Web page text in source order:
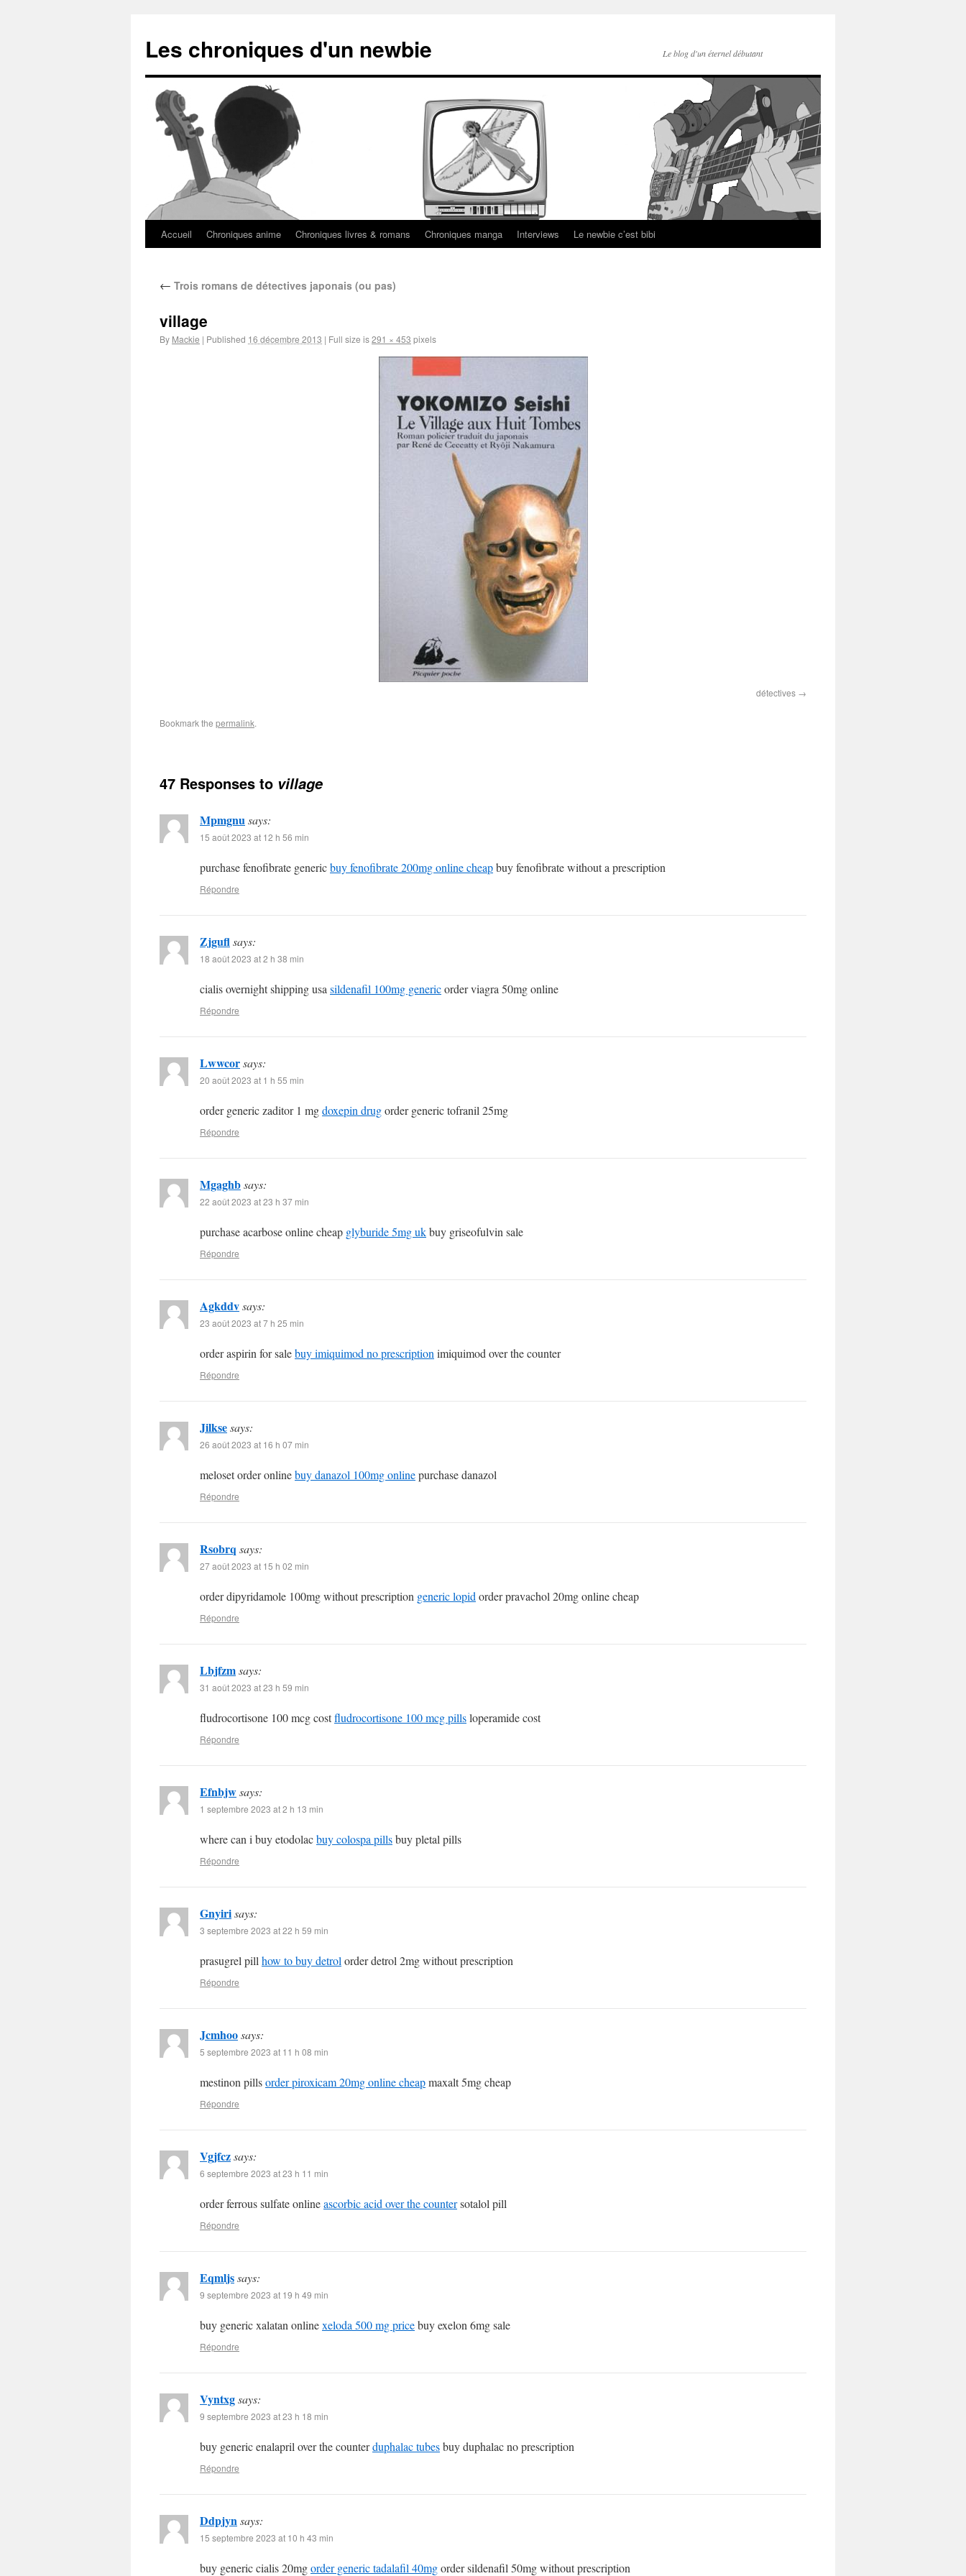
Les chroniques d'un newbie Le blog d'un éternel débutant
Accueil Chroniques anime Chroniques livres & romans Chroniques manga Interviews Le newbie c’est bibi
← Trois romans de détectives japonais (ou pas)
village
By Mackie | Published 16 décembre 2013 | Full size is291 × 453 pixels
détectives
Bookmark the permalink.
47 Responses to village
Mpmgnusays:
15 août 2023 at 12 h 56 min
purchase fenofibrate genericbuy fenofibrate 200mg online cheapbuy fenofibrate without a prescription
Répondre
Zjguflsays:
18 août 2023 at 2 h 38 min
cialis overnight shipping usa sildenafil 100mg genericorder viagra 50mg online
Répondre
Lwwcorsays:
20 août 2023 at 1 h 55 min
order generic zaditor 1 mgdoxepin drugorder generic tofranil 25mg
Répondre
Mgaghbsays:
22 août 2023 at 23 h 37 min
purchase acarbose online cheap glyburide 5mg ukbuy griseofulvin sale
Répondre
Agkddvsays:
23 août 2023 at 7 h 25 min
order aspirin for salebuy imiquimod no prescription imiquimod over the counter
Répondre
Jilksesays:
26 août 2023 at 16 h 07 min
meloset order onlinebuy danazol 100mg onlinepurchase danazol
Répondre
Rsobrq says:
27 août 2023 at 15 h 02 min
order dipyridamole 100mg without prescription generic lopid order pravachol 20mg online cheap
Répondre
Lbjfzmsays:
31 août 2023 at 23 h 59 min
fludrocortisone 100 mcg costfludrocortisone 100 mcg pillsloperamide cost
Répondre
Efnbjwsays:
1 septembre 2023 at 2 h 13 min
where can i buy etodolacbuy colospa pillsbuy pletal pills
Répondre
Gnyirisays:
3 septembre 2023 at 22 h 59 min
prasugrel pill how to buy detrol order detrol 2mg without prescription
Répondre
Jcmhoosays:
5 septembre 2023 at 11 h 08 min
mestinon pillsorder piroxicam 20mg online cheapmaxalt 5mg cheap
Répondre
Vgjfczsays:
6 septembre 2023 at 23 h 11 min
order ferrous sulfate onlineascorbic acid over the countersotalol pill
Répondre
Eqmljssays:
9 septembre 2023 at 19 h 49 min
buy generic xalatan onlinexeloda 500 mg pricebuy exelon 6mg sale
Répondre
Vyntxgsays:
9 septembre 2023 at 23 h 18 min
buy generic enalapril over the counterduphalac tubesbuy duphalac no prescription
Répondre
Ddpjynsays:
15 septembre 2023 at 10 h 43 min
buy generic cialis 20mgorder generic tadalafil 40mgorder sildenafil 50mg without prescription